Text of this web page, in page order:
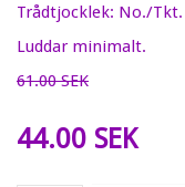
Trådtjocklek: No./
Luddar minimalt.
61.00 SEK
44.00 SEK